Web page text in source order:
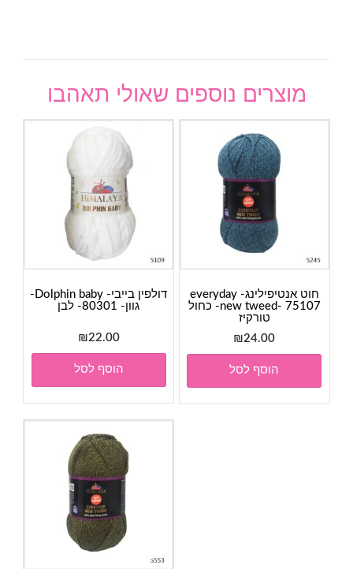
מוצרים נוספים שאולי תאהבו
חוט אנטיפילינג- everyday
new tweed- 75107- כחול
טורקיז
₪24.00
הוסף לסל
דולפין בייבי- Dolphin baby-
גוון- 80301- לבן
₪22.00
הוסף לסל